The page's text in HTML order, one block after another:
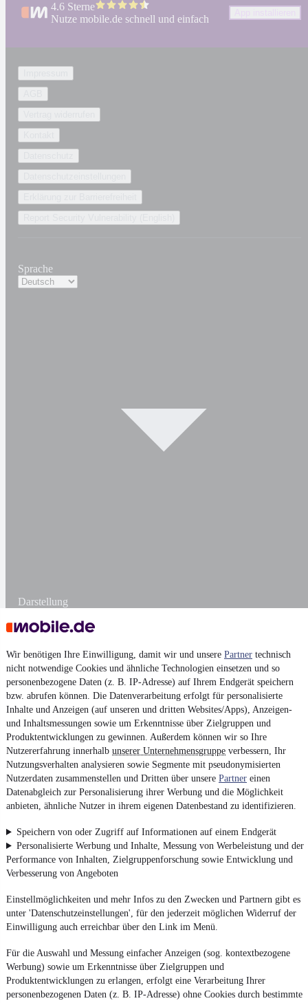
Wir benötigen Ihre Einwilligung, damit wir und unsere Partner technisch
nicht notwendige Cookies und ähnliche Technologien einsetzen und so
personenbezogene Daten (z. B. IP-Adresse) auf Ihrem Endgerät speichern
bzw. abrufen können. Die Datenverarbeitung erfolgt für personalisierte
Inhalte und Anzeigen (auf unseren und dritten Websites/Apps), Anzeigen-
und Inhaltsmessungen sowie um Erkenntnisse über Zielgruppen und
Produktentwicklungen zu gewinnen. Außerdem können wir so Ihre
Nutzererfahrung innerhalb unserer Unternehmensgruppe verbessern, Ihr
Nutzungsverhalten analysieren sowie Segmente mit pseudonymisierten
Nutzerdaten zusammenstellen und Dritten über unsere Partner einen
Datenabgleich zur Personalisierung ihrer Werbung und die Möglichkeit
anbieten, ähnliche Nutzer in ihrem eigenen Datenbestand zu identifizieren.
Speichern von oder Zugriff auf Informationen auf einem Endgerät
Personalisierte Werbung und Inhalte, Messung von Werbeleistung und der
Performance von Inhalten, Zielgruppenforschung sowie Entwicklung und
Verbesserung von Angeboten
Einstellmöglichkeiten und mehr Infos zu den Zwecken und Partnern gibt es
unter 'Datenschutzeinstellungen', für den jederzeit möglichen Widerruf der
Einwilligung auch erreichbar über den Link im Menü.
Für die Auswahl und Messung einfacher Anzeigen (sog. kontextbezogene
Werbung) sowie um Erkenntnisse über Zielgruppen und
Produktentwicklungen zu erlangen, erfolgt eine Verarbeitung Ihrer
personenbezogenen Daten (z. B. IP-Adresse) ohne Cookies durch bestimmte
4.6 Sterne
Nutze mobile.de schnell und einfach
Sprache
Darstellung